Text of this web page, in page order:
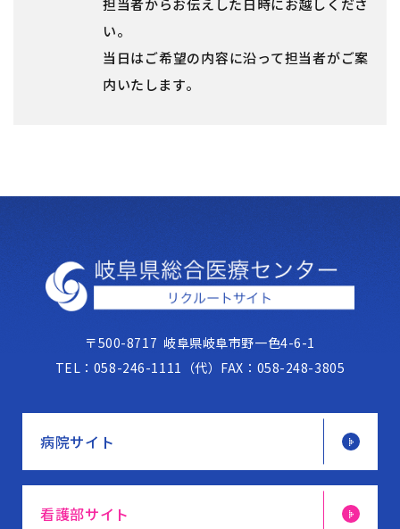
担当者からお伝えした日時にお越しくださ
い。
当日はご希望の内容に沿って担当者がご案
内いたします。
〒500-8717 岐阜県岐阜市野一色4-6-1
TEL： 058-246-1111（代） FAX： 058-248-3805
病院サイト
看護部サイト